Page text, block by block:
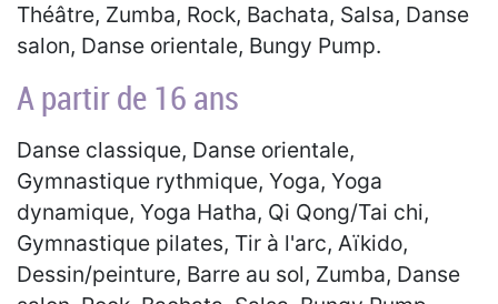
Théâtre, Zumba, Rock, Bachata, Salsa, Danse
salon, Danse orientale, Bungy Pump.
A partir de 16 ans
Danse classique, Danse orientale,
Gymnastique rythmique, Yoga, Yoga
dynamique, Yoga Hatha, Qi Qong/Tai chi,
Gymnastique pilates, Tir à l'arc, Aïkido,
Dessin/peinture, Barre au sol, Zumba, Danse